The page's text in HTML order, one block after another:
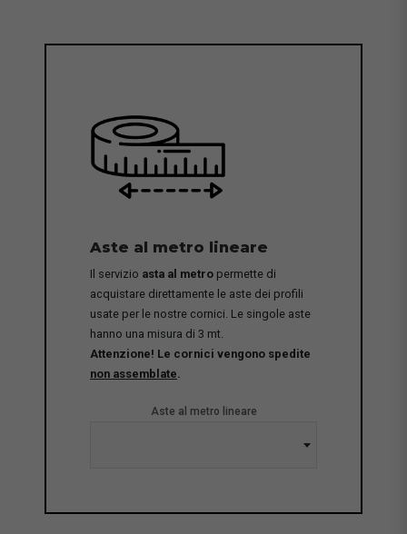
Aste al metro lineare
Il servizio asta al metro permette di
acquistare direttamente le aste dei profili
usate per le nostre cornici. Le singole aste
hanno una misura di 3 mt.
Attenzione! Le cornici vengono spedite
non assemblate
Aste al metro lineare